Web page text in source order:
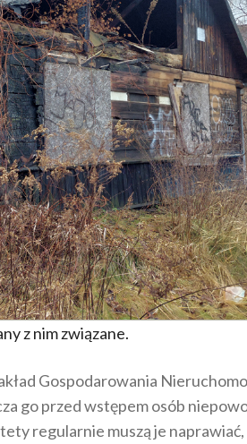
z nim związane.
Gospodarowania
go przed wstępem osób
regularnie muszą je